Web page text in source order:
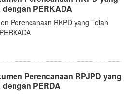
PERKADA
Perencanaan RKPD yang Telah
Perencanaan RPJPD yang
PERDA